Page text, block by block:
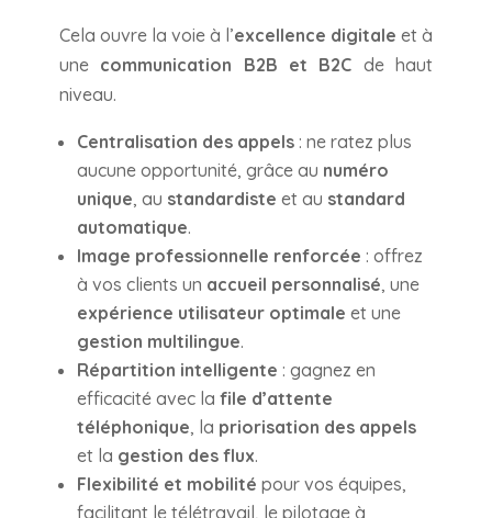
Cela ouvre la voie à l’excellence digitale et à
une communication B2B et B2C de haut
niveau.
Centralisation des appels: ne ratez plus
aucune opportunité, grâce au numéro
unique, au standardiste et au standard
automatique.
Image professionnelle renforcée : offrez
à vos clients un accueil personnalisé, une
expérience utilisateur optimale et une
gestion multilingue.
Répartition intelligente : gagnez en
efficacité avec la file d’attente
téléphonique, la priorisation des appels
et la gestion des flux.
Flexibilité et mobilité pour vos équipes,
facilitant le télétravail, le pilotage à